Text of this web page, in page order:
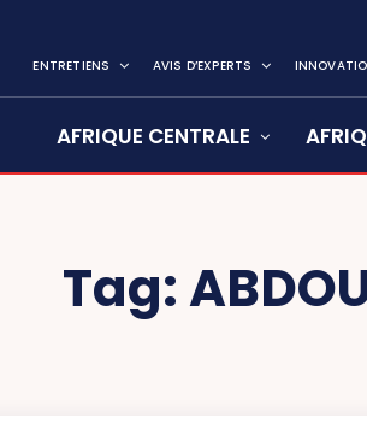
ENTRETIENS AVIS D’EXPERTS
AFRIQUE CENTRALE
Tag: